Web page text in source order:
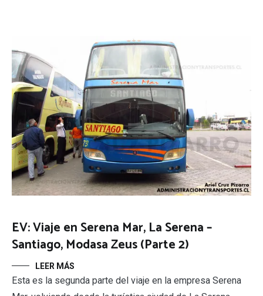
EV: Viaje en Serena Mar, La Serena –
Santiago, Modasa Zeus (Parte 2)
LEER MÁS
Esta es la segunda parte del viaje en la empresa Serena